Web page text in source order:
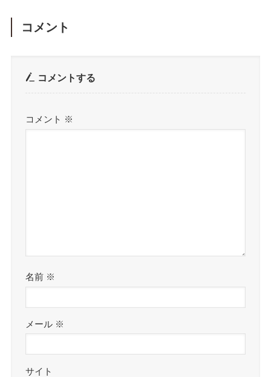
コメント
コメントする
コメント ※
名前 ※
メール ※
サイト